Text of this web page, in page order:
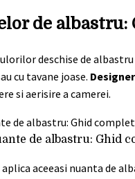
de albastru:
deschise de
cu tavane joase.
si aerisire a camerei.
de albastru: Ghid
aceeasi nuanta de